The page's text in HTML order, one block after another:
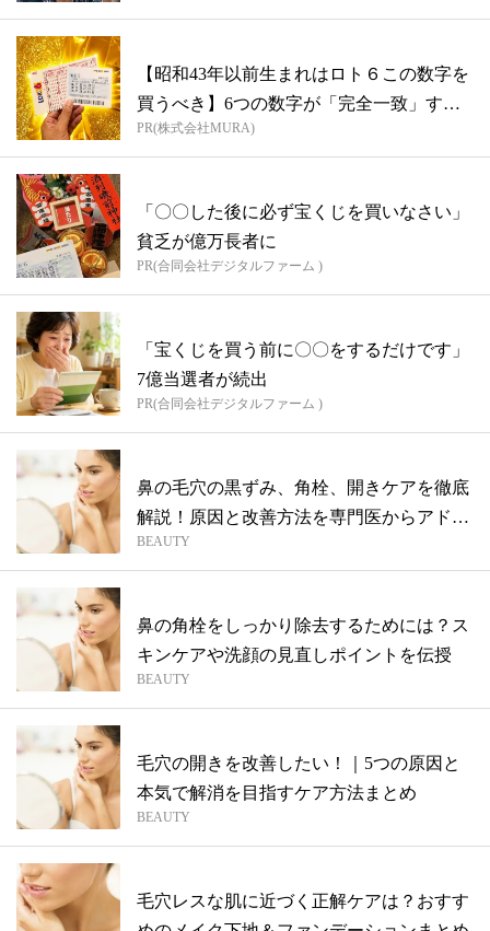
【昭和43年以前生まれはロト６この数字を
買うべき】6つの数字が「完全一致」する
方...
PR(株式会社MURA)
「〇〇した後に必ず宝くじを買いなさい」
貧乏が億万長者に
PR(合同会社デジタルファーム )
「宝くじを買う前に〇〇をするだけです」
7億当選者が続出
PR(合同会社デジタルファーム )
鼻の毛穴の黒ずみ、角栓、開きケアを徹底
解説！原因と改善方法を専門医からアドバ
イス
BEAUTY
鼻の角栓をしっかり除去するためには？ス
キンケアや洗顔の見直しポイントを伝授
BEAUTY
毛穴の開きを改善したい！｜5つの原因と
本気で解消を目指すケア方法まとめ
BEAUTY
毛穴レスな肌に近づく正解ケアは？おすす